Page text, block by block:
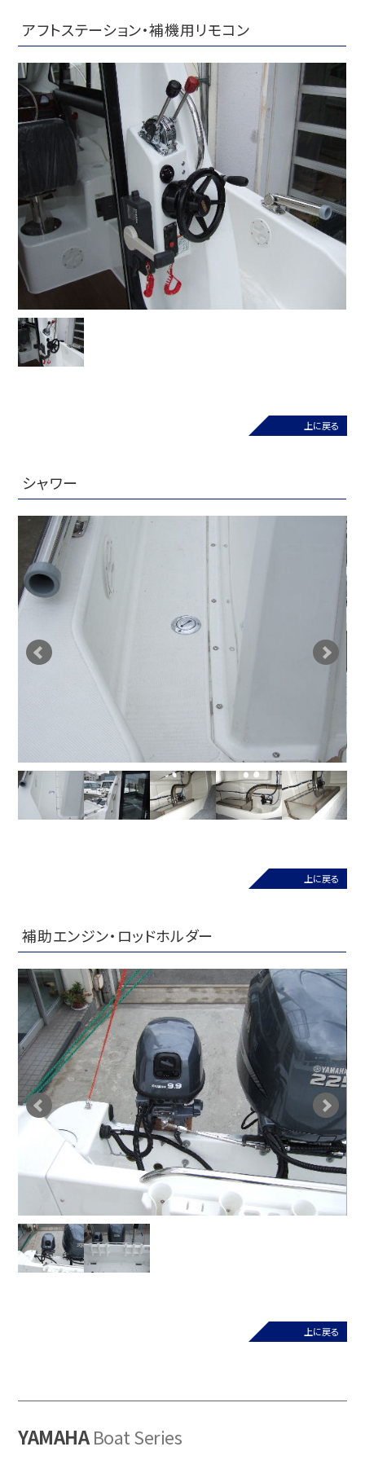
アフトステーション・補機用リモコン
上に戻る
シャワー
上に戻る
補助エンジン・ロッドホルダー
上に戻る
YAMAHABoat Series